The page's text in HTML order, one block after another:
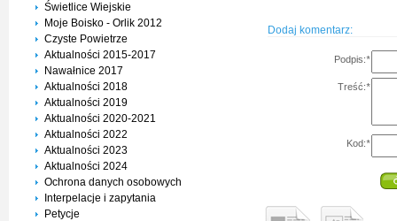
Świetlice Wiejskie
Moje Boisko - Orlik 2012
Czyste Powietrze
Aktualności 2015-2017
Nawałnice 2017
Aktualności 2018
Aktualności 2019
Aktualności 2020-2021
Aktualności 2022
Aktualności 2023
Aktualności 2024
Ochrona danych osobowych
Interpelacje i zapytania
Petycje
Dodaj komentarz:
Podpis:*
Treść:*
Kod:*